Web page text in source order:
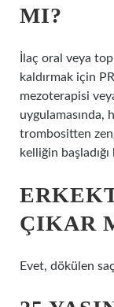
MI?
İlaç oral veya
kaldırmak için
mezoterapisi
uygulamasında,
trombositten
kelliğin
ÇIKAR
Evet, dökülen